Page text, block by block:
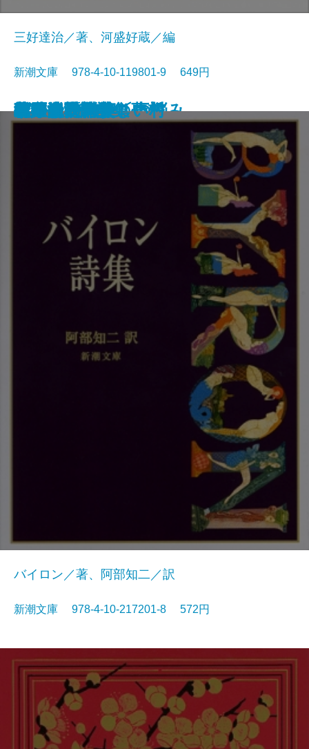
孤独な散歩者の夢想
ゲーテ詩集
脂肪の塊・テリエ館
パルムの僧院〔下〕
巴里の憂鬱
若きウェルテルの悩み
ハイネ詩集
女の一生
パルムの僧院〔上〕
三好達治詩集
三好達治／著、河盛好蔵／編
新潮文庫 978-4-10-119801-9 649円
バイロン詩集
バイロン／著、阿部知二／訳
新潮文庫 978-4-10-217201-8 572円
春琴抄
風立ちぬ・美しい村
ヴィヨンの妻
北原白秋詩集
萩原朔太郎詩集
ヘッセ詩集
春の嵐
椿姫
春